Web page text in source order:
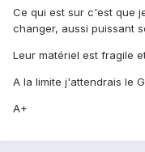
Ce qui est sur c'est que
changer, aussi puissant
Leur matériel est fragile
A la limite j'attendrais le
A+